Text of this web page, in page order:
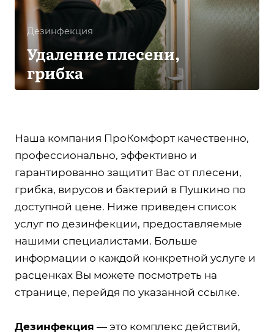
Дезинфекция
Удаление плесени,
грибка
Наша компания ПроКомфорт качественно,
профессионально, эффективно и
гарантированно защитит Вас от плесени,
грибка, вирусов и бактерий в Пушкино по
доступной цене. Ниже приведен список
услуг по дезинфекции, предоставляемые
нашими специалистами. Больше
информации о каждой конкретной услуге и
расценках Вы можете посмотреть на
странице, перейдя по указанной ссылке.
Дезинфекция — это комплекс действий,